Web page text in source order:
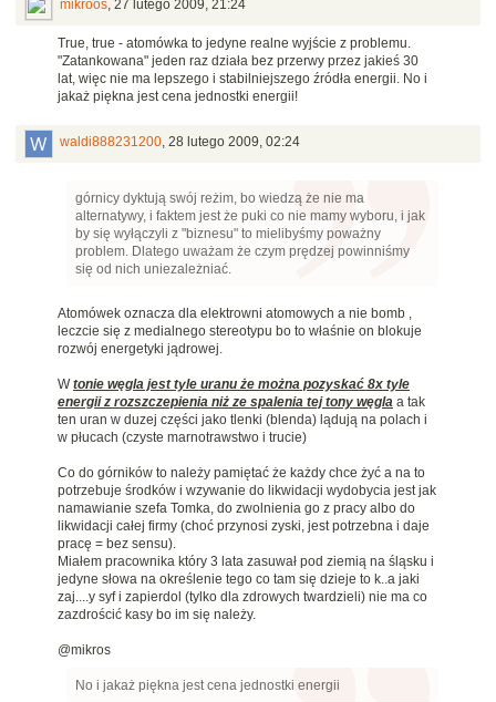
mikroos, 27 lutego 2009, 21:24
True, true - atomówka to jedyne realne wyjście z problemu.
"Zatankowana" jeden raz działa bez przerwy przez jakieś 30
lat, więc nie ma lepszego i stabilniejszego źródła energii. No i
jakaż piękna jest cena jednostki energii!
waldi888231200, 28 lutego 2009, 02:24
górnicy dyktują swój reżim, bo wiedzą że nie ma
alternatywy, i faktem jest że puki co nie mamy wyboru, i jak
by się wyłączyli z "biznesu" to mielibyśmy poważny
problem. Dlatego uważam że czym prędzej powinniśmy
się od nich uniezależniać.
Atomówek oznacza dla elektrowni atomowych a nie bomb ,
leczcie się z medialnego stereotypu bo to właśnie on blokuje
rozwój energetyki jądrowej.
Wtonie węgla jest tyle uranu że można pozyskać 8x tyle
energii z rozszczepienia niż ze spalenia tej tony węgla a tak
ten uran w duzej części jako tlenki (blenda) lądują na polach i
w płucach (czyste marnotrawstwo i trucie)
Co do górników to należy pamiętać że każdy chce żyć a na to
potrzebuje środków i wzywanie do likwidacji wydobycia jest jak
namawianie szefa Tomka, do zwolnienia go z pracy albo do
likwidacji całej firmy (choć przynosi zyski, jest potrzebna i daje
pracę = bez sensu).
Miałem pracownika który 3 lata zasuwał pod ziemią na śląsku i
jedyne słowa na określenie tego co tam się dzieje to k..a jaki
zaj....y syf i zapierdol (tylko dla zdrowych twardzieli) nie ma co
zazdrościć kasy bo im się należy.
@mikros
No i jakaż piękna jest cena jednostki energii